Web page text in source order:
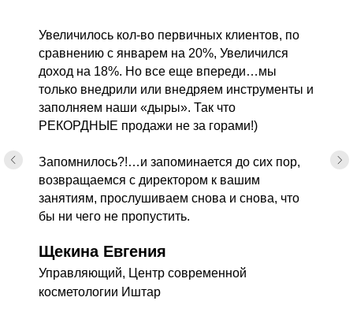
Увеличилось кол-во первичных клиентов, по
сравнению с январем на 20%, Увеличился
доход на 18%. Но все еще впереди…мы
только внедрили или внедряем инструменты и
заполняем наши «дыры». Так что
РЕКОРДНЫЕ продажи не за горами!)
Запомнилось?!…и запоминается до сих пор,
возвращаемся с директором к вашим
занятиям, прослушиваем снова и снова, что
бы ни чего не пропустить.
Щекина Евгения
Управляющий, Центр современной
косметологии Иштар